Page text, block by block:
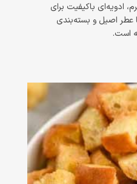
خشک ایتالیایی بایارا 500 گرم، ادویه‌ای باکیفیت برای
عطر اصیل و بسته‌بندی
است.